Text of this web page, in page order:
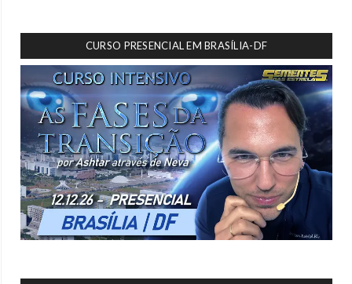
CURSO PRESENCIAL EM BRASÍLIA-DF